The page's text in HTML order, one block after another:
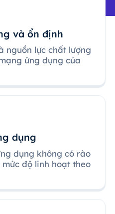
và ổn định
nguồn lực chất lượng
ứng dụng của
dụng
dụng không có rào
độ linh hoạt theo